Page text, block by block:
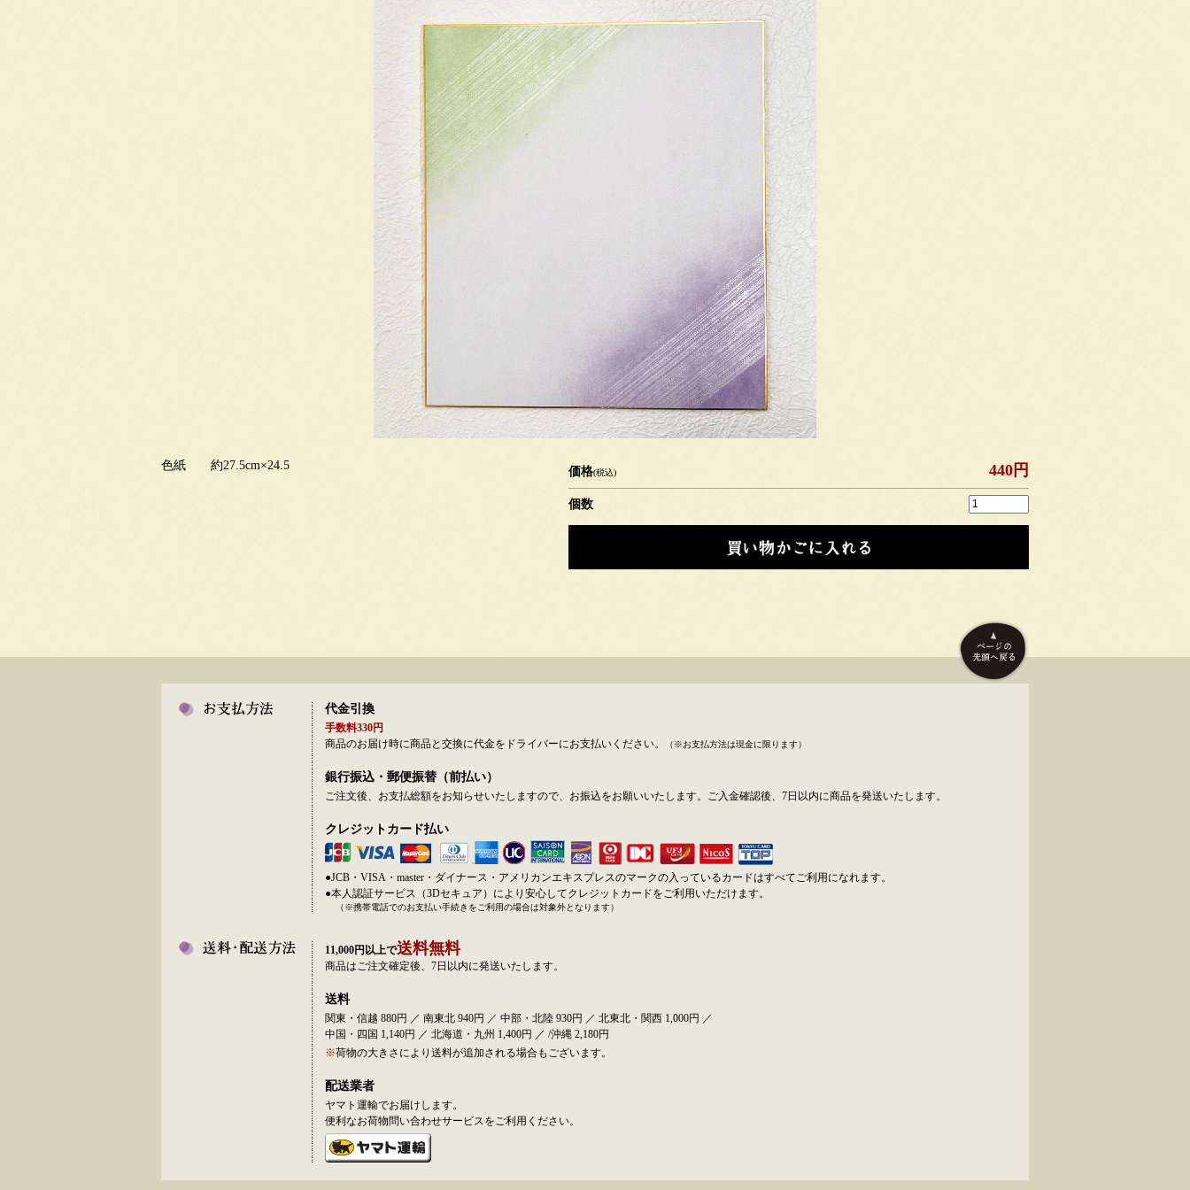
色紙 約27.5cm×24.5 価格(税込) 440円
個数
代金引換
手数料330円
商品のお届け時に商品と交換に代金をドライバーにお支払いください。
（※お支払方法は現金に限ります）
銀行振込・郵便振替（前払い）
ご注文後、お支払総額をお知らせいたしますので、お振込をお願いいたします。ご入金確認後、7日以内に商品を発送いたします。
クレジットカード払い
●JCB・VISA・master・ダイナース・アメリカンエキスプレスのマークの入っているカードはすべてご利用になれます。
●本人認証サービス（3Dセキュア）により安心してクレジットカードをご利用いただけます。
（※携帯電話でのお支払い手続きをご利用の場合は対象外となります）
11,000円以上で送料無料
商品はご注文確定後、7日以内に発送いたします。
送料
関東・信越 880円 ／ 南東北 940円 ／ 中部・北陸 930円 ／ 北東北・関西 1,000円 ／
中国・四国 1,140円 ／ 北海道・九州 1,400円 ／ /沖縄 2,180円
※荷物の大きさにより送料が追加される場合もございます。
配送業者
ヤマト運輸でお届けします。
便利なお荷物問い合わせサービスをご利用ください。